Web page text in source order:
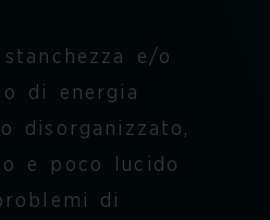
e/o
di energia
disorganizzato,
e poco lucido
di